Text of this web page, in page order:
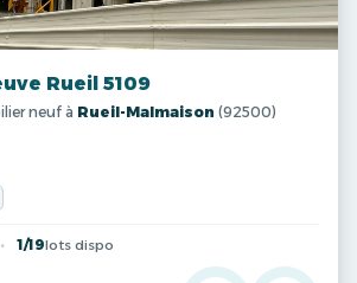
Rueil 5109
neuf à Rueil-Malmaison (92500)
1/19lots dispo